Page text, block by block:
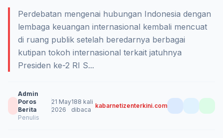
Perdebatan mengenai hubungan Indonesia dengan
lembaga keuangan internasional kembali mencuat
di ruang publik setelah beredarnya berbagai
kutipan tokoh internasional terkait jatuhnya
Presiden ke-2 RI S...
Admin
Poros
Berita
Penulis
21 May
2026
188 kali
dibaca
kabarnetizenterkini.com